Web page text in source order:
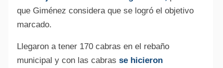
que Giménez considera que se logró el objetivo
marcado.
Llegaron a tener 170 cabras en el rebaño
municipal y con las cabras se hicieron